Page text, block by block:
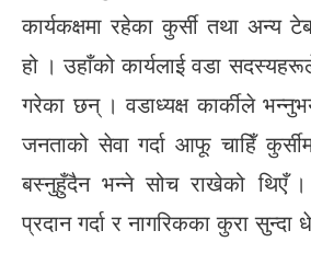
कार्यकक्षमा रहेका कुर्सी तथा अन्य
हो । उहाँको कार्यलाई वडा
गरेका छन् । वडाध्यक्ष कार्कीले
जनताको सेवा गर्दा आफू चाहिँ
बस्नुहुँदैन भन्ने सोच राखेको थिएँ ।
प्रदान गर्दा र नागरिकका कुरा